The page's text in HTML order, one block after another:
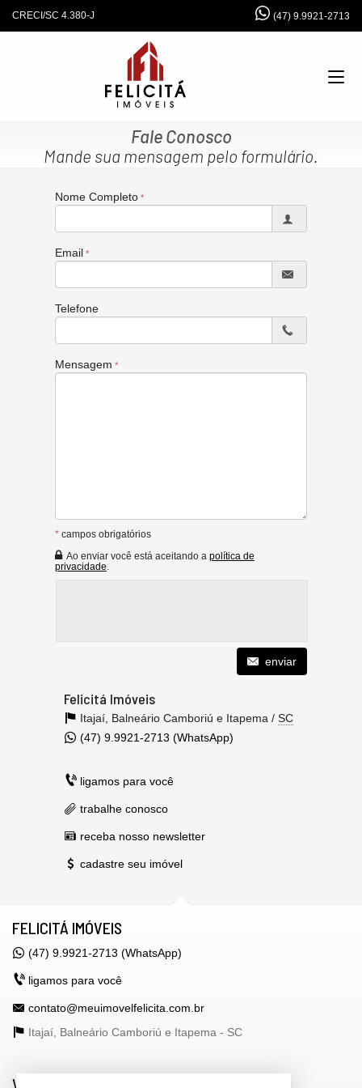
CRECI/SC 4.380-J (47) 9.9921-2713
Fale Conosco
Mande sua mensagem pelo formulário.
Nome Completo
Email
Telefone
Mensagem
* campos obrigatórios
Ao enviar você está aceitando a política de
privacidade
enviar
Felicitá Imóveis
Itajaí, Balneário Camboriú e Itapema / SC
(47) 9.9921-2713 (WhatsApp)
ligamos para você
trabalhe conosco
receba nosso newsletter
cadastre seu imóvel
FELICITÁ IMÓVEIS
(47) 9.9921-2713 (WhatsApp)
ligamos para você
contato@meuimovelfelicita.com.br
Itajaí, Balneário Camboriú e Itapema - SC
VEJA MAIS